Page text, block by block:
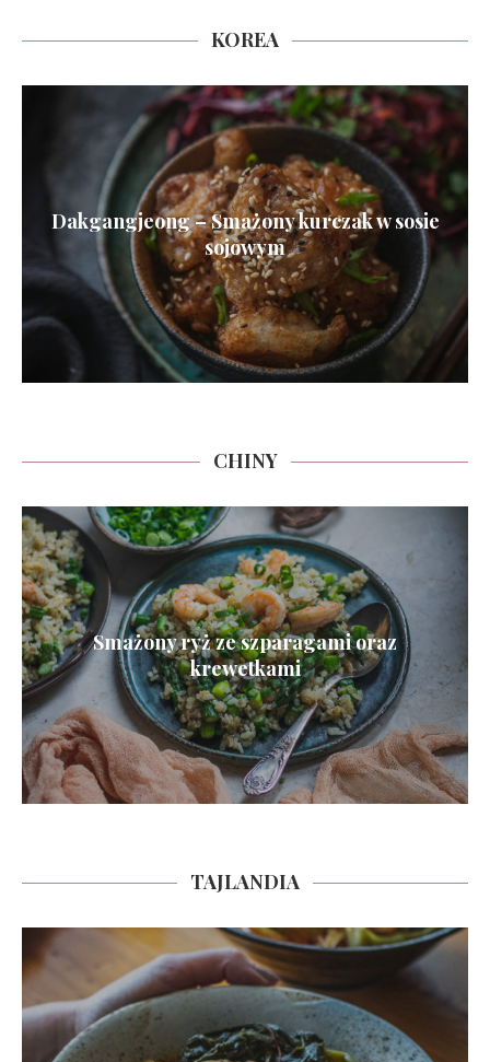
KOREA
Dakgangjeong – Smażony kurczak w sosie
sojowym
CHINY
Smażony ryż ze szparagami oraz
krewetkami
TAJLANDIA